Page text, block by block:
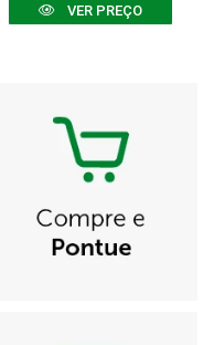
VER PREÇO